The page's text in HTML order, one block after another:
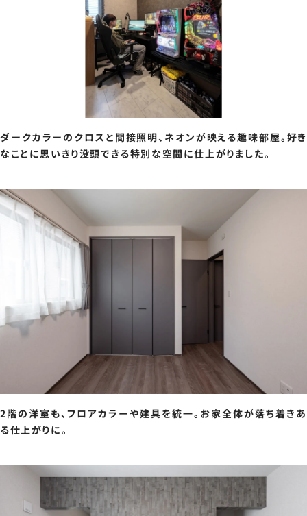
ダークカラーのクロスと間接照明、ネオンが映える趣味部屋。好き
なことに思いきり没頭できる特別な空間に仕上がりました。
2階の洋室も、フロアカラーや建具を統一。お家全体が落ち着きあ
る仕上がりに。